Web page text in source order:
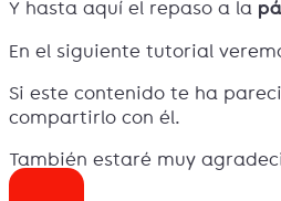
Y hasta aquí el repaso a la
En el siguiente tutorial
Si este contenido te ha
compartirlo con él.
También estaré muy